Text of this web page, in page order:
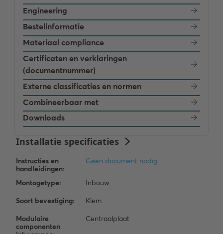
Engineering
Bestelinformatie
Materiaal compliance
Certificaten en verklaringen
(documentnummer)
Externe classificaties en normen
Combineerbaar met
Downloads